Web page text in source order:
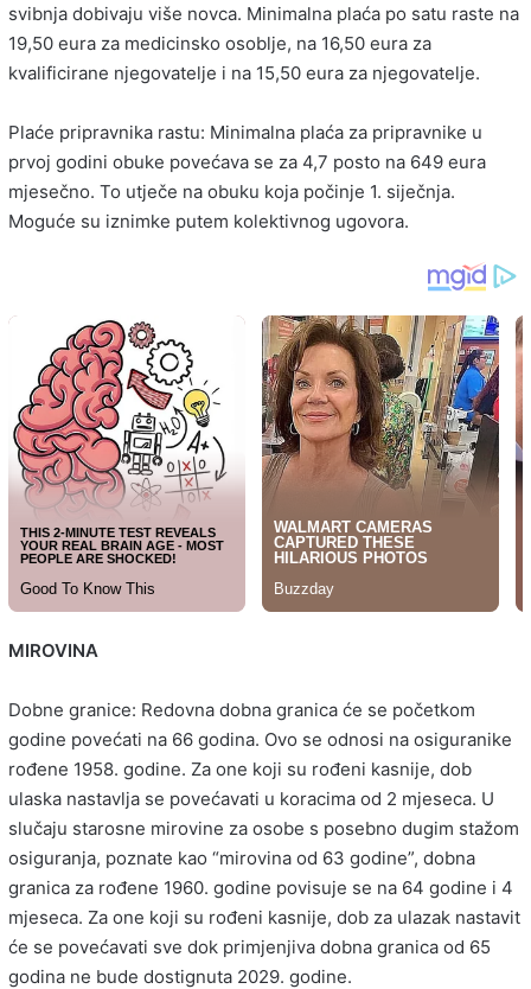
svibnja dobivaju više novca. Minimalna plaća po satu raste na
19,50 eura za medicinsko osoblje, na 16,50 eura za
kvalificirane njegovatelje i na 15,50 eura za njegovatelje.
Plaće pripravnika rastu: Minimalna plaća za pripravnike u
prvoj godini obuke povećava se za 4,7 posto na 649 eura
mjesečno. To utječe na obuku koja počinje 1. siječnja.
Moguće su iznimke putem kolektivnog ugovora.
MIROVINA
Dobne granice: Redovna dobna granica će se početkom
godine povećati na 66 godina. Ovo se odnosi na osiguranike
rođene 1958. godine. Za one koji su rođeni kasnije, dob
ulaska nastavlja se povećavati u koracima od 2 mjeseca. U
slučaju starosne mirovine za osobe s posebno dugim stažom
osiguranja, poznate kao “mirovina od 63 godine”, dobna
granica za rođene 1960. godine povisuje se na 64 godine i 4
mjeseca. Za one koji su rođeni kasnije, dob za ulazak nastavit
će se povećavati sve dok primjenjiva dobna granica od 65
godina ne bude dostignuta 2029. godine.